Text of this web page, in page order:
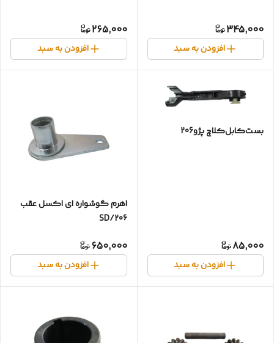
345,000
افزودن به سبد
265,000
افزودن به سبد
بست‌کابل‌کلاچ‌ پژو206
85,000
افزودن به سبد
اهرم گوشواره ای اکسل عقب
SD/206
650,000
افزودن به سبد